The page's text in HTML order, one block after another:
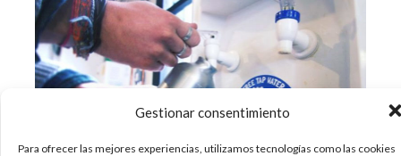
Gestionar consentimiento
Para ofrecer las mejores experiencias, utilizamos tecnologías como las cookies